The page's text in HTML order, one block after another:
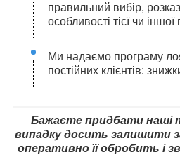
правильний вибір,
особливості тієї чи іншої
Ми надаємо програму
постійних клієнтів:
Бажаєте придбати наші
випадку досить залишити
оперативно її обробить і